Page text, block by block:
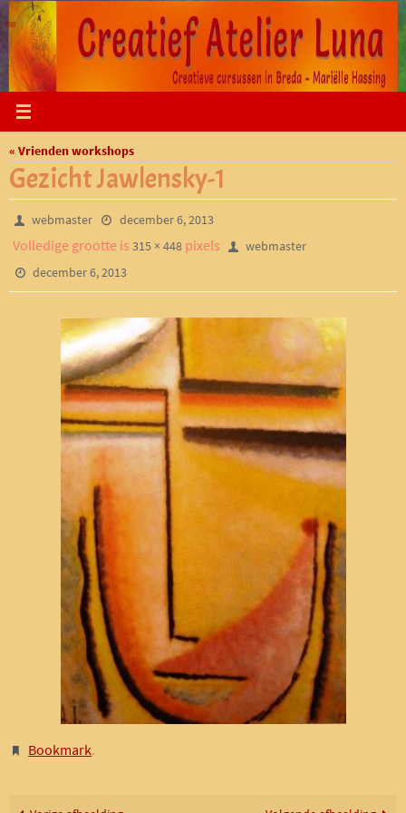
Ga
naar
de
inhoud
« Vrienden workshops
Gezicht Jawlensky-1
webmaster december 6, 2013
Volledige grootte is 315 × 448 pixels
webmaster
december 6, 2013
Bookmark.